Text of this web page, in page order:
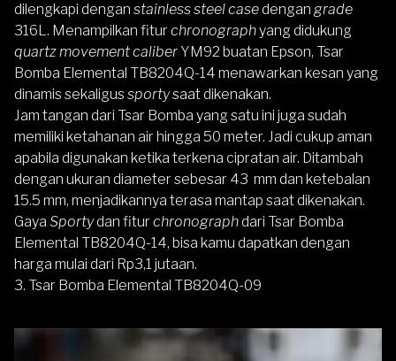
dilengkapi dengan stainless steel casedengan grade
316L. Menampilkan fitur chronographyang didukung
quartz movement caliber YM92 buatan Epson, Tsar
Bomba Elemental TB8204Q-14 menawarkan kesan yang
dinamis sekaligussportysaat dikenakan.
Jam tangan dari Tsar Bomba yang satu ini juga sudah
memiliki ketahanan air hingga 50 meter. Jadi cukup aman
apabila digunakan ketika terkena cipratan air. Ditambah
dengan ukuran diameter sebesar 43 mm dan ketebalan
15.5 mm, menjadikannya terasa mantap saat dikenakan.
Gaya Sportydan fitur chronographdari Tsar Bomba
Elemental TB8204Q-14, bisa kamu dapatkan dengan
harga mulai dari Rp3,1 jutaan.
3. Tsar Bomba Elemental TB8204Q-09